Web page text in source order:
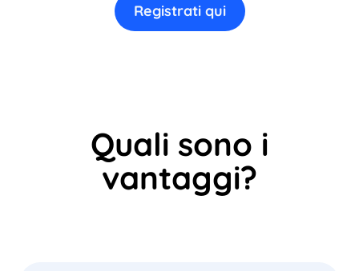
Registrati qui
Quali sono i
vantaggi?